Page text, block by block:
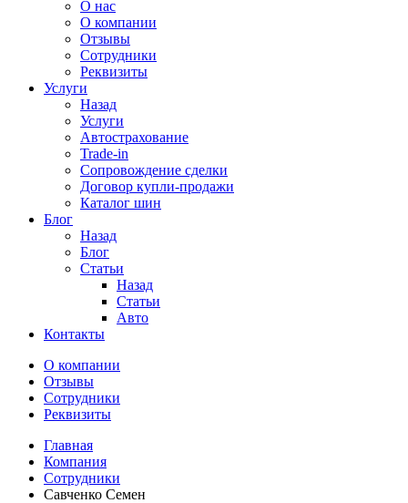
О нас
О компании
Отзывы
Сотрудники
Реквизиты
Услуги
Назад
Услуги
Автострахование
Trade-in
Сопровождение сделки
Договор купли-продажи
Каталог шин
Блог
Назад
Блог
Статьи
Назад
Статьи
Авто
Контакты
О компании
Отзывы
Сотрудники
Реквизиты
Главная
Компания
Сотрудники
Савченко Семен